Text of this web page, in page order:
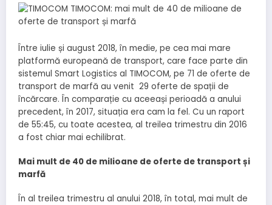
Între iulie și august 2018, în medie, pe cea mai mare
platformă europeană de transport, care face parte din
sistemul Smart Logistics al TIMOCOM, pe 71 de oferte de
transport de marfă au venit 29 oferte de spații de
încărcare. În comparație cu aceeași perioadă a anului
precedent, în 2017, situația era cam la fel. Cu un raport
de 55:45, cu toate acestea, al treilea trimestru din 2016
a fost chiar mai echilibrat.
Mai mult de 40 de milioane de oferte de transport și
marfă
În al treilea trimestru al anului 2018, în total, mai mult de